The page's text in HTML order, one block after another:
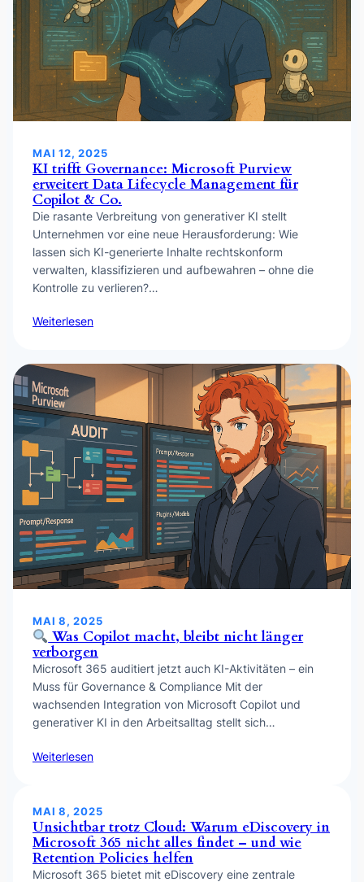
MAI 12, 2025
KI trifft Governance: Microsoft Purview
erweitert Data Lifecycle Management für
Copilot & Co.
Die rasante Verbreitung von generativer KI stellt
Unternehmen vor eine neue Herausforderung: Wie
lassen sich KI-generierte Inhalte rechtskonform
verwalten, klassifizieren und aufbewahren – ohne die
Kontrolle zu verlieren?…
Weiterlesen
MAI 8, 2025
Was Copilot macht, bleibt nicht länger
verborgen
Microsoft 365 auditiert jetzt auch KI-Aktivitäten – ein
Muss für Governance & Compliance Mit der
wachsenden Integration von Microsoft Copilot und
generativer KI in den Arbeitsalltag stellt sich…
Weiterlesen
MAI 8, 2025
Unsichtbar trotz Cloud: Warum eDiscovery in
Microsoft 365 nicht alles findet – und wie
Retention Policies helfen
Microsoft 365 bietet mit eDiscovery eine zentrale